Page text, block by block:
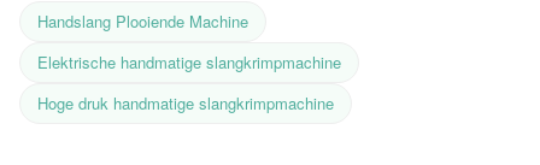
Handslang Plooiende Machine
Elektrische handmatige slangkrimpmachine
Hoge druk handmatige slangkrimpmachine